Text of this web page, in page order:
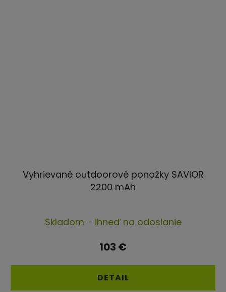
Vyhrievané outdoorové ponožky SAVIOR
2200 mAh
Skladom – ihneď na odoslanie
103 €
DETAIL